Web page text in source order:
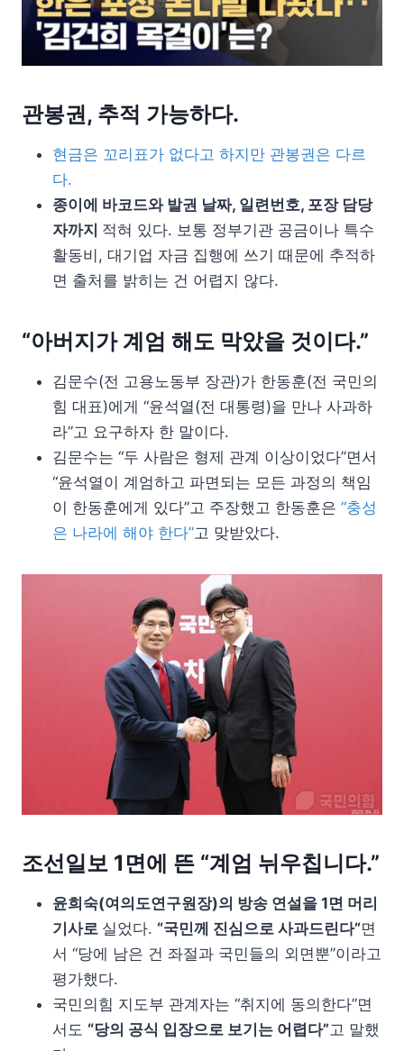
관봉권, 추적 가능하다.
현금은 꼬리표가 없다고 하지만 관봉권은 다르
다.
종이에 바코드와 발권 날짜, 일련번호, 포장 담당
자까지 적혀 있다. 보통 정부기관 공금이나 특수
활동비, 대기업 자금 집행에 쓰기 때문에 추적하
면 출처를 밝히는 건 어렵지 않다.
“아버지가 계엄 해도 막았을 것이다.”
김문수(전 고용노동부 장관)가 한동훈(전 국민의
힘 대표)에게 “윤석열(전 대통령)을 만나 사과하
라”고 요구하자 한 말이다.
김문수는 “두 사람은 형제 관계 이상이었다”면서
“윤석열이 계엄하고 파면되는 모든 과정의 책임
이 한동훈에게 있다”고 주장했고 한동훈은 “충성
은 나라에 해야 한다”고 맞받았다.
조선일보 1면에 뜬 “계엄 뉘우칩니다.”
윤희숙(여의도연구원장)의 방송 연설을 1면 머리
기사로 실었다. “국민께 진심으로 사과드린다”면
서 “당에 남은 건 좌절과 국민들의 외면뿐”이라고
평가했다.
국민의힘 지도부 관계자는 “취지에 동의한다”면
서도 “당의 공식 입장으로 보기는 어렵다”고 말했